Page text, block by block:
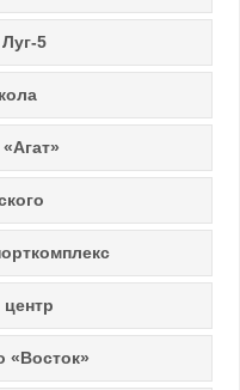
5
«Восток»